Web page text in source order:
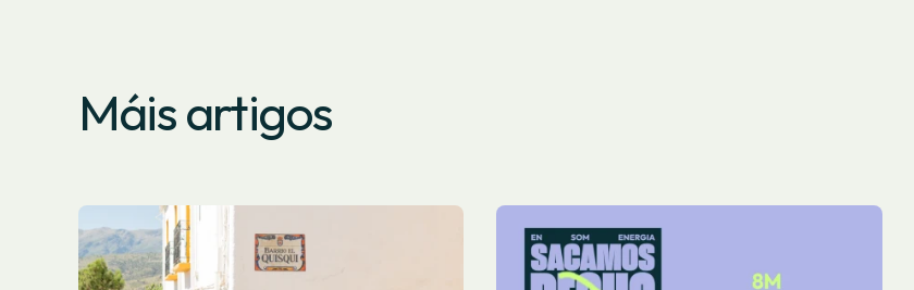
Máis artigos